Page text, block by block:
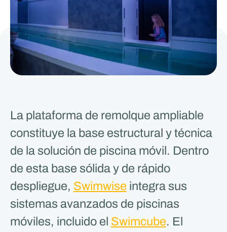
La plataforma de remolque ampliable
constituye la base estructural y técnica
de la solución de piscina móvil. Dentro
de esta base sólida y de rápido
despliegue, Swimwise integra sus
sistemas avanzados de piscinas
móviles, incluido el Swimcube. El